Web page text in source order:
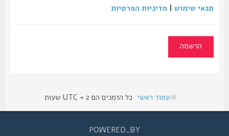
תנאי שימוש|מדיניות הפרטיות
הרשמה
עמוד ראשי כל הזמנים הם UTC + 2 שעות
POWERED_BY